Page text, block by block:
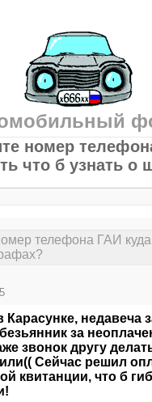
номер
что б узнать о
телефона ГАИ куда
Карасунке, недавеча
за
звонок другу
Сейчас решил
квитанции, что б